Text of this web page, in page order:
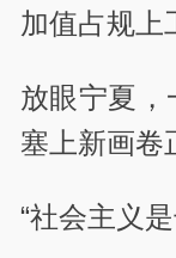
加值占规上
放眼宁夏，
塞上新画卷
“社会主义